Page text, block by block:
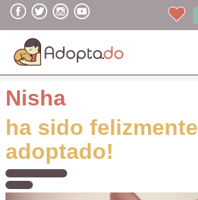
Nisha
ha sido felizmente
adoptado!